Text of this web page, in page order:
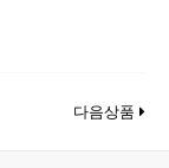
다음상품